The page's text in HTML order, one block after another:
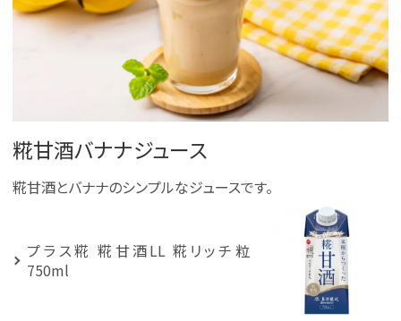
糀甘酒バナナジュース
糀甘酒とバナナのシンプルなジュースです。
プラス糀 糀甘酒LL 糀リッチ粒
750ml